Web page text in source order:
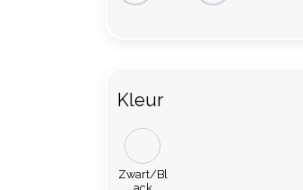
Kleur
Zwart/Bl